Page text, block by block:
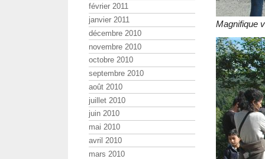
Magnifique
février 2011
janvier 2011
décembre 2010
novembre 2010
octobre 2010
septembre 2010
août 2010
juillet 2010
juin 2010
mai 2010
avril 2010
mars 2010